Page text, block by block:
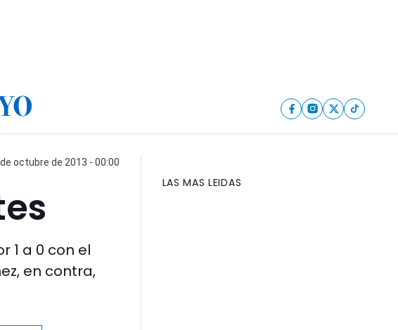
octubre de 2013 - 00:00
1 a 0 con el
en contra,
LAS MAS LEIDAS